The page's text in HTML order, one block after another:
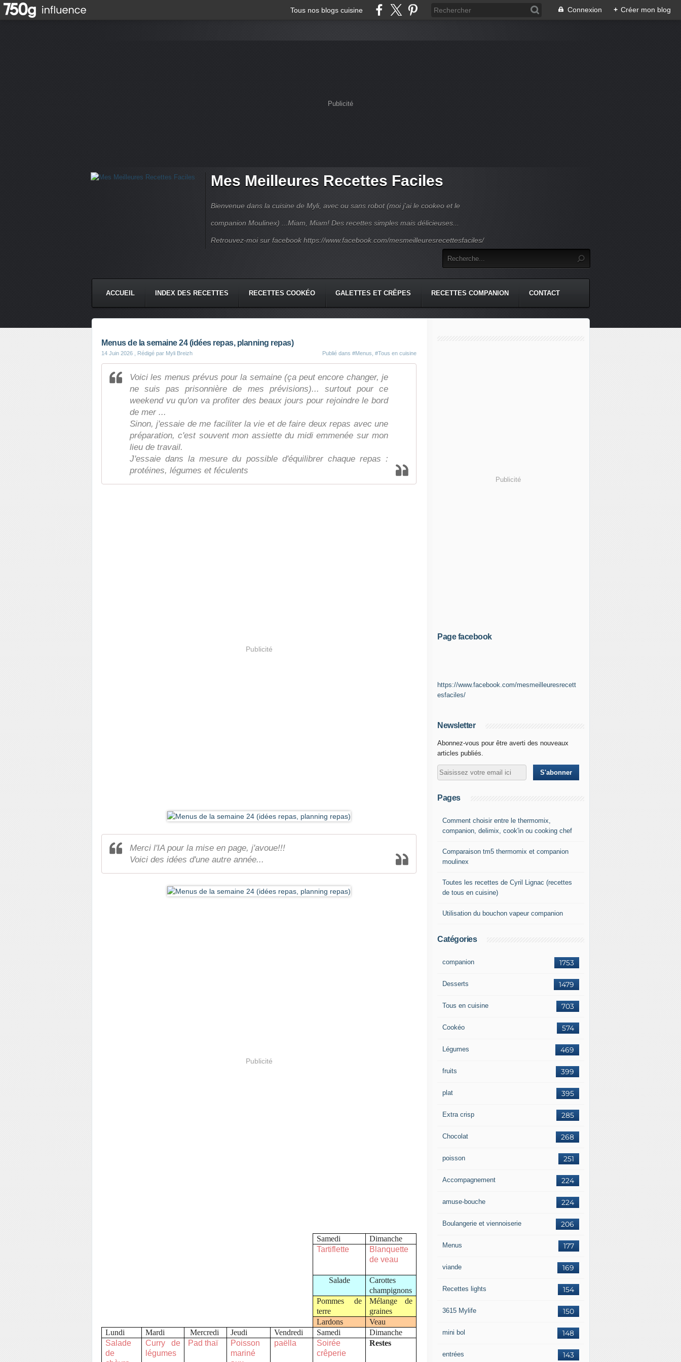
Tous nos blogs cuisine Connexion + Créer mon blog
Publicité
Mes Meilleures Recettes Faciles
Bienvenue dans la cuisine de Myli, avec ou sans robot (moi j'ai le cookeo et le
companion Moulinex) ...Miam, Miam! Des recettes simples mais délicieuses...
Retrouvez-moi sur facebook https://www.facebook.com/mesmeilleuresrecettesfaciles/
ACCUEIL INDEX DES RECETTES RECETTES COOKÉO GALETTES ET CRÊPES RECETTES COMPANION CONTACT
Menus de la semaine 24 (idées repas, planning repas)
14 Juin 2026 , Rédigé par Myli Breizh Publié dans #Menus #Tous en cuisine
Voici les menus prévus pour la semaine (ça peut encore changer, je
ne suis pas prisonnière de mes prévisions)... surtout pour ce
weekend vu qu'on va profiter des beaux jours pour rejoindre le bord
de mer ...
Sinon, j'essaie de me faciliter la vie et de faire deux repas avec une
préparation, c'est souvent mon assiette du midi emmenée sur mon
lieu de travail.
J'essaie dans la mesure du possible d'équilibrer chaque repas :
protéines, légumes et féculents
Publicité
Merci l'IA pour la mise en page, j'avoue!!!
Voici des idées d'une autre année...
Publicité
Samedi
Dimanche
Tartiflette
Blanquette
de veau
Salade
Carottes
champignons
Pommes de
terre
Mélange de
graines
Lardons
Veau
Lundi
Mardi Mercredi Jeudi Vendredi Samedi
Dimanche
Salade
de
Curry de
légumes
Pad thaï
Poisson
mariné
paëlla
Soirée
crêperie
Restes
Publicité
Page facebook
https://www.facebook.com/mesmeilleuresrecett
esfaciles/
Newsletter
Abonnez-vous pour être averti des nouveaux
articles publiés.
Pages
Comment choisir entre le thermomix,
companion, delimix, cook'in ou cooking chef
Comparaison tm5 thermomix et companion
moulinex
Toutes les recettes de Cyril Lignac (recettes
de tous en cuisine)
Utilisation du bouchon vapeur companion
Catégories
1753
companion
1479
Desserts
703
Tous en cuisine
574
Cookéo
469
Légumes
399
fruits
395
plat
285
Extra crisp
268
Chocolat
251
poisson
224
Accompagnement
224
amuse-bouche
206
Boulangerie et viennoiserie
177
Menus
169
viande
154
Recettes lights
150
3615 Mylife
148
mini bol
143
entrées